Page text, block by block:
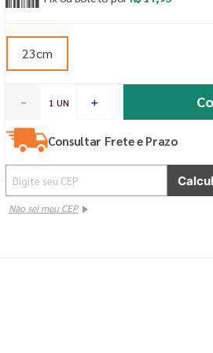
23cm
＋
－
Consultar Frete e Prazo
Não sei meu CEP